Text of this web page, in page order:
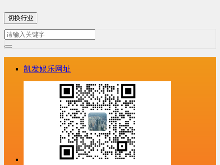
切换行业
凯发娱乐网址